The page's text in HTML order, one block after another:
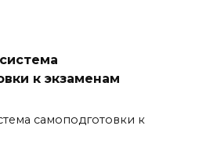
к экзаменам
самоподготовки к